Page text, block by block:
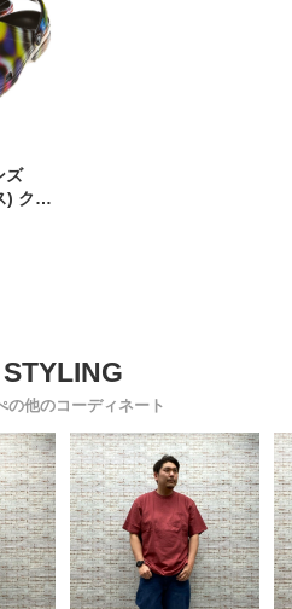
ズ
) クロ
の他のコーディネート